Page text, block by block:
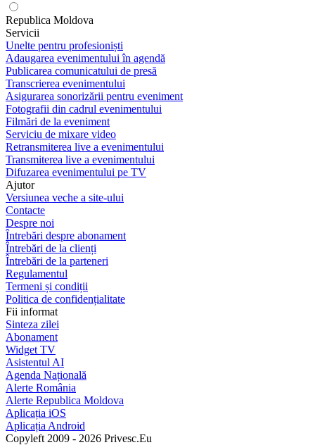
Republica Moldova
Servicii
Unelte pentru profesioniști
Adaugarea evenimentului în agendă
Publicarea comunicatului de presă
Transcrierea evenimentului
Asigurarea sonorizării pentru eveniment
Fotografii din cadrul evenimentului
Filmări de la eveniment
Serviciu de mixare video
Retransmiterea live a evenimentului
Transmiterea live a evenimentului
Difuzarea evenimentului pe TV
Ajutor
Versiunea veche a site-ului
Contacte
Despre noi
Întrebări despre abonament
Întrebări de la clienți
Întrebări de la parteneri
Regulamentul
Termeni și condiții
Politica de confidențialitate
Fii informat
Sinteza zilei
Abonament
Widget TV
Asistentul AI
Agenda Națională
Alerte România
Alerte Republica Moldova
Aplicația iOS
Aplicația Android
Copyleft 2009 - 2026 Privesc.Eu